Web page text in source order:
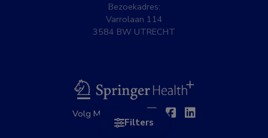
Filters
Bezoekadres:
Varrolaan 114
3584 BW UTRECHT
BSL
Volg MedNet op: TwitterFacebook
Linkedin